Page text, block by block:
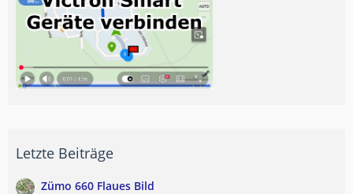
Letzte Beiträge
Zümo 660 Flaues Bild